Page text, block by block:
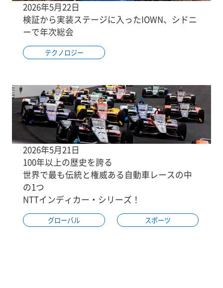
2026年5月22日
検証から実装ステージに入ったIOWN、シドニ
ーで年次総会
テクノロジー
2026年5月21日
100年以上の歴史を誇る
世界で最も伝統と権威ある自動車レースの中
の1つ
NTTインディカー・シリーズ！
グローバル スポーツ